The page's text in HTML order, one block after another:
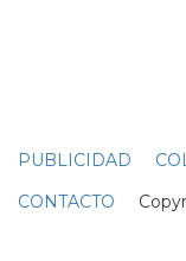
PUBLICIDAD
CONTACTO